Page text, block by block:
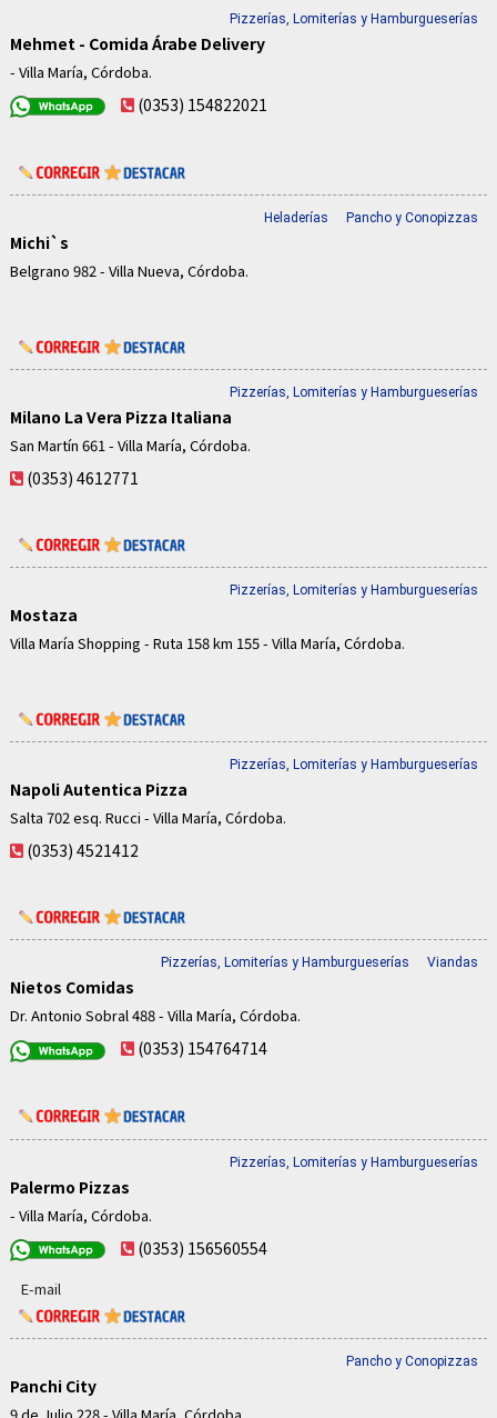
Pizzerías, Lomiterías y Hamburgueserías
Mehmet - Comida Árabe Delivery
- Villa María, Córdoba.
(0353) 154822021
Heladerías Pancho y Conopizzas
Michi`s
Belgrano 982 - Villa Nueva, Córdoba.
Pizzerías, Lomiterías y Hamburgueserías
Milano La Vera Pizza Italiana
San Martín 661 - Villa María, Córdoba.
(0353) 4612771
Pizzerías, Lomiterías y Hamburgueserías
Mostaza
Villa María Shopping - Ruta 158 km 155 - Villa María, Córdoba.
Pizzerías, Lomiterías y Hamburgueserías
Napoli Autentica Pizza
Salta 702 esq. Rucci - Villa María, Córdoba.
(0353) 4521412
Pizzerías, Lomiterías y Hamburgueserías Viandas
Nietos Comidas
Dr. Antonio Sobral 488 - Villa María, Córdoba.
(0353) 154764714
Pizzerías, Lomiterías y Hamburgueserías
Palermo Pizzas
- Villa María, Córdoba.
(0353) 156560554
E-mail
Pancho y Conopizzas
Panchi City